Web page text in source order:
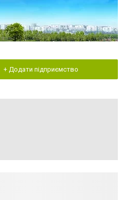
+ Додати підприємство